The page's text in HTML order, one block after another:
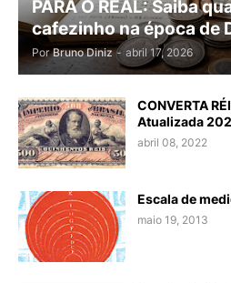
PARA O REAL: Saiba
cafezinho na época de
Por Bruno Diniz - abril 17, 2026
CONVERTA
Atualizada
abril 08, 2022
Escala de
maio 19, 2013